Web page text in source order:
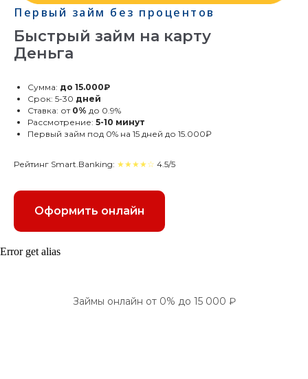
Первый займ без процентов
Быстрый займ на карту
Деньга
Сумма: до 15.000₽
Срок: 5-30 дней
Ставка: от 0% до 0.9%
Рассмотрение: 5-10 минут
Первый займ под 0% на 15 дней до 15.000₽
Рейтинг Smart.Banking: ★★★★☆ 4.5/5
Оформить онлайн
Error get alias
Займы онлайн от 0% до 15 000 ₽